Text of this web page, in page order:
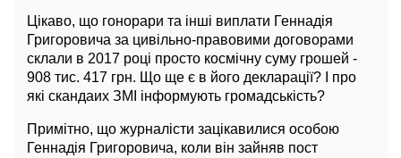
Цікаво, що гонорари та інші виплати Геннадія
Григоровича за цивільно-правовими договорами
склали в 2017 році просто космічну суму грошей -
908 тис. 417 грн. Що ще є в його декларації? І про
які скандаих ЗМІ інформують громадськість?
Примітно, що журналісти зацікавилися особою
Геннадія Григоровича, коли він зайняв пост